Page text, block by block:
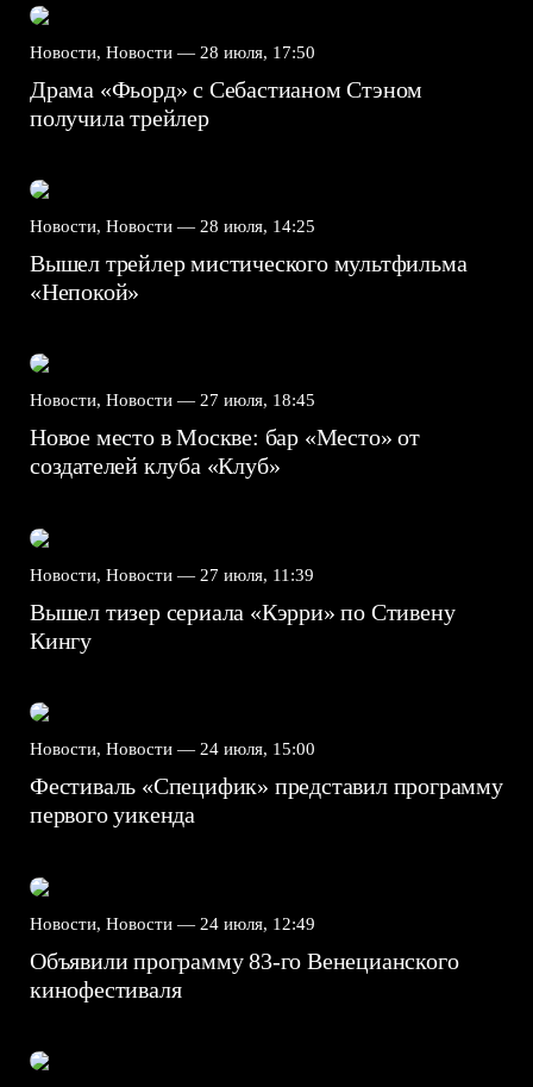
Новости, Новости — 28 июля, 17:50
Драма «Фьорд» с Себастианом Стэном
получила трейлер
Новости, Новости — 28 июля, 14:25
Вышел трейлер мистического мультфильма
«Непокой»
Новости, Новости — 27 июля, 18:45
Новое место в Москве: бар «Место» от
создателей клуба «Клуб»
Новости, Новости — 27 июля, 11:39
Вышел тизер сериала «Кэрри» по Стивену
Кингу
Новости, Новости — 24 июля, 15:00
Фестиваль «Специфик» представил программу
первого уикенда
Новости, Новости — 24 июля, 12:49
Объявили программу 83-го Венецианского
кинофестиваля